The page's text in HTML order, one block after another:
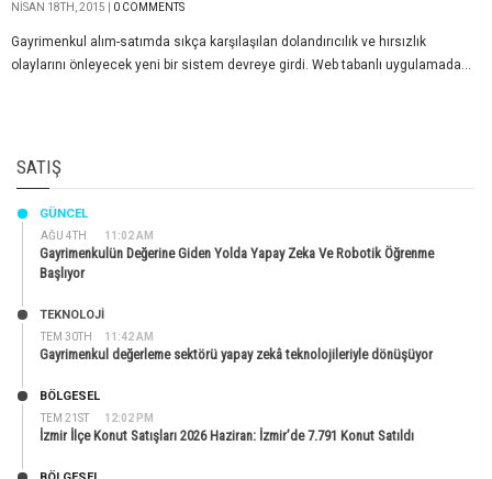
NISAN 18TH, 2015 | 0 COMMENTS
Gayrimenkul alım-satımda sıkça karşılaşılan dolandırıcılık ve hırsızlık
olaylarını önleyecek yeni bir sistem devreye girdi. Web tabanlı uygulamada...
SATIŞ
AĞU 4TH 11:02 AM
GÜNCEL
Gayrimenkulün Değerine Giden Yolda Yapay Zeka Ve Robotik Öğrenme
Başlıyor
TEM 30TH 11:42 AM
TEKNOLOJİ
Gayrimenkul değerleme sektörü yapay zekâ teknolojileriyle dönüşüyor
TEM 21ST 12:02 PM
BÖLGESEL
İzmir İlçe Konut Satışları 2026 Haziran: İzmir’de 7.791 Konut Satıldı